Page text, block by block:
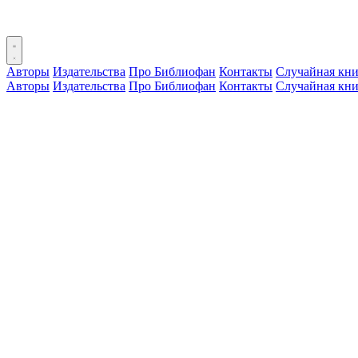
Авторы Издательства Про Библиофан Контакты Случайная
Авторы Издательства Про Библиофан Контакты Случайная